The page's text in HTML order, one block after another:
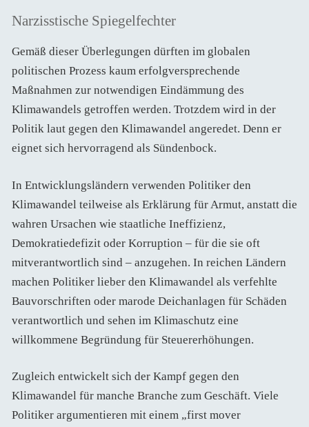
Narzisstische Spiegelfechter
Gemäß dieser Überlegungen dürften im globalen
politischen Prozess kaum erfolgversprechende
Maßnahmen zur notwendigen Eindämmung des
Klimawandels getroffen werden. Trotzdem wird in der
Politik laut gegen den Klimawandel angeredet. Denn er
eignet sich hervorragend als Sündenbock.
In Entwicklungsländern verwenden Politiker den
Klimawandel teilweise als Erklärung für Armut, anstatt die
wahren Ursachen wie staatliche Ineffizienz,
Demokratiedefizit oder Korruption – für die sie oft
mitverantwortlich sind – anzugehen. In reichen Ländern
machen Politiker lieber den Klimawandel als verfehlte
Bauvorschriften oder marode Deichanlagen für Schäden
verantwortlich und sehen im Klimaschutz eine
willkommene Begründung für Steuererhöhungen.
Zugleich entwickelt sich der Kampf gegen den
Klimawandel für manche Branche zum Geschäft. Viele
Politiker argumentieren mit einem „first mover